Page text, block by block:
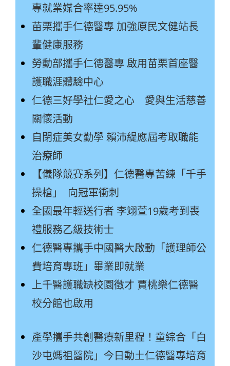
專就業媒合率達95.95%
苗栗攜手仁德醫專 加強原民文健站長
輩健康服務
勞動部攜手仁德醫專 啟用苗栗首座醫
護職涯體驗中心
仁德三好學社仁愛之心 愛與生活慈善
關懷活動
自閉症美女勤學 賴沛緹應屆考取職能
治療師
【儀隊競賽系列】仁德醫專苦練「千手
操槍」 向冠軍衝刺
全國最年輕送行者 李翊萱19歲考到喪
禮服務乙級技術士
仁德醫專攜手中國醫大啟動「護理師公
費培育專班」畢業即就業
上千醫護職缺校園徵才 賈桃樂仁德醫
校分館也啟用
產學攜手共創醫療新里程！童綜合「白
沙屯媽祖醫院」今日動土仁德醫專培育